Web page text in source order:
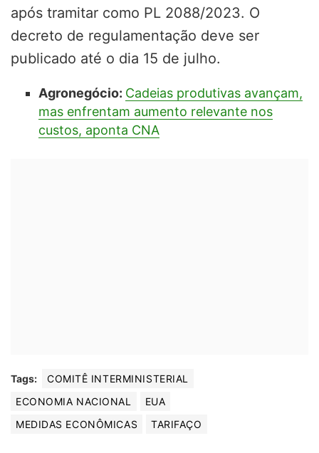
após tramitar como PL 2088/2023. O
decreto de regulamentação deve ser
publicado até o dia 15 de julho.
Agronegócio: Cadeias produtivas avançam,
mas enfrentam aumento relevante nos
custos, aponta CNA
Tags:
COMITÊ INTERMINISTERIAL
ECONOMIA NACIONAL
EUA
MEDIDAS ECONÔMICAS
TARIFAÇO